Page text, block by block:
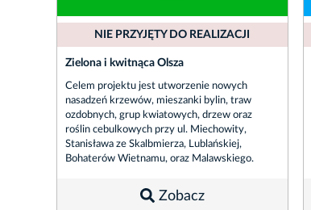
NIE PRZYJĘTY DO REALIZACJI
Zielona i kwitnąca Olsza
Celem projektu jest utworzenie nowych
nasadzeń krzewów, mieszanki bylin, traw
ozdobnych, grup kwiatowych, drzew oraz
roślin cebulkowych przy ul. Miechowity,
Stanisława ze Skalbmierza, Lublańskiej,
Bohaterów Wietnamu, oraz Malawskiego.
Zobacz